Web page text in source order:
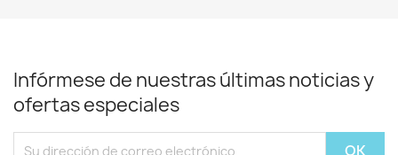
Infórmese de nuestras últimas noticias y
ofertas especiales